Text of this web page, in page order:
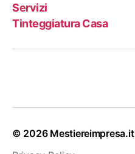
Servizi
Tinteggiatura Casa
© 2026 Mestiereimpresa.it